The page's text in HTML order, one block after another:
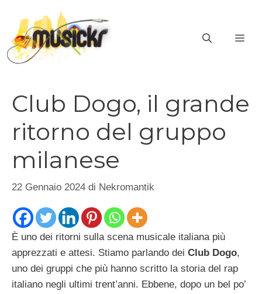
contenuto
Club Dogo, il grande
ritorno del gruppo
milanese
22 Gennaio 2024 di Nekromantik
È uno dei ritorni sulla scena musicale italiana più
apprezzati e attesi. Stiamo parlando dei Club Dogo,
uno dei gruppi che più hanno scritto la storia del rap
italiano negli ultimi trent’anni. Ebbene, dopo un bel po’